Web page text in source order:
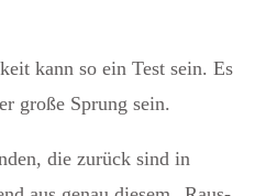
kann so ein Test sein. Es
große Sprung sein.
die zurück sind in